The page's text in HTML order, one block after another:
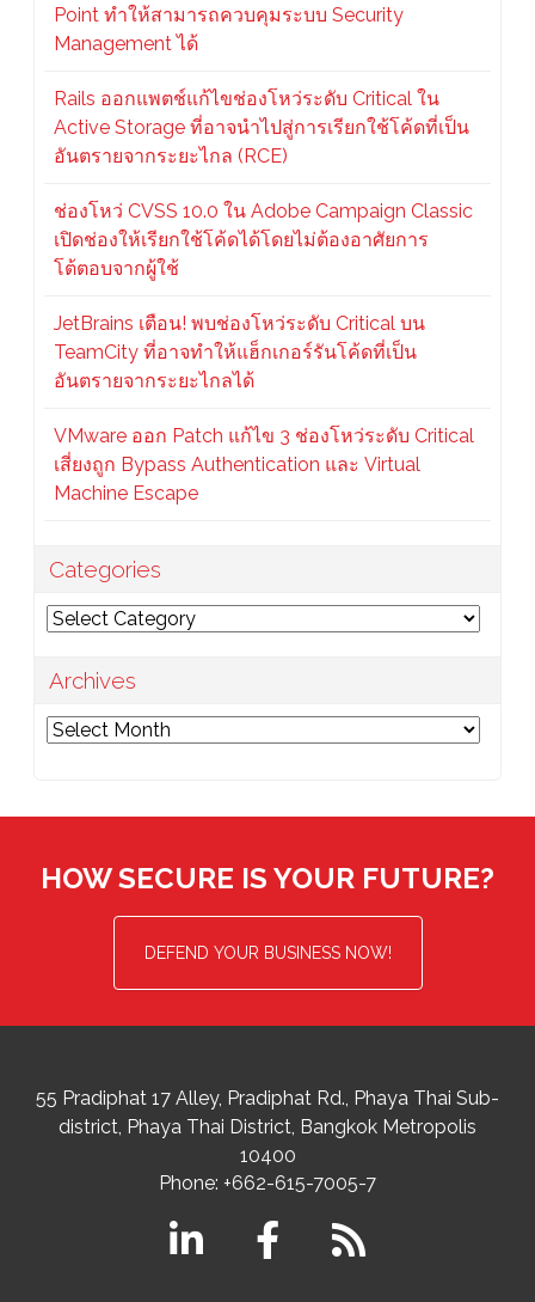
Point ทำให้สามารถควบคุมระบบ Security
Management ได้
Rails ออกแพตช์แก้ไขช่องโหว่ระดับ Critical ใน
Active Storage ที่อาจนำไปสู่การเรียกใช้โค้ดที่เป็น
อันตรายจากระยะไกล (RCE)
ช่องโหว่ CVSS 10.0 ใน Adobe Campaign Classic
เปิดช่องให้เรียกใช้โค้ดได้โดยไม่ต้องอาศัยการ
โต้ตอบจากผู้ใช้
JetBrains เตือน! พบช่องโหว่ระดับ Critical บน
TeamCity ที่อาจทำให้แฮ็กเกอร์รันโค้ดที่เป็น
อันตรายจากระยะไกลได้
VMware ออก Patch แก้ไข 3 ช่องโหว่ระดับ Critical
เสี่ยงถูก Bypass Authentication และ Virtual
Machine Escape
Categories
Categories
Archives
Archives
HOW SECURE IS YOUR FUTURE?
DEFEND YOUR BUSINESS NOW!
55 Pradiphat 17 Alley, Pradiphat Rd., Phaya Thai Sub-
district Phaya Thai District, Bangkok Metropolis
10400
Phone: +662-615-7005-7